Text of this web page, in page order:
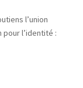
l’union
l’identité :